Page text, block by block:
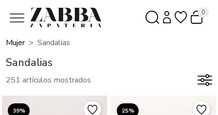
0
Mujer Sandalias
Sandalias
251 artículos mostrados
39% 25%